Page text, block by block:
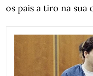
os pais a tiro na sua